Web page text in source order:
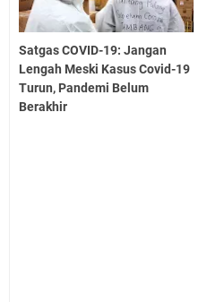
Satgas COVID-19: Jangan
Lengah Meski Kasus Covid-19
Turun, Pandemi Belum
Berakhir